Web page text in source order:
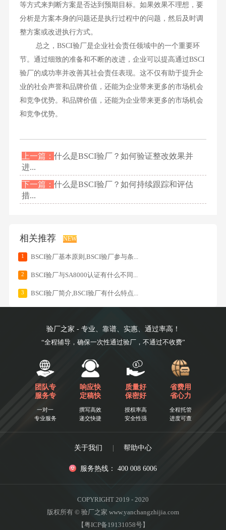
等方式来判断方案是否达到预期目标。如果效果不理想，要
分析是方案本身的问题还是执行过程中的问题，然后及时调
整方案或改进执行方式。
总之，BSCI验厂是企业社会责任领域中的一个重要环
节。通过细致的准备和不断的改进，企业可以提高通过BSCI
验厂的成功率并改善其社会责任表现。这不仅有助于提升企
业的社会声誉和品牌价值，还能为企业带来更多的市场机会
和竞争优势。和品牌价值，还能为企业带来更多的市场机会
和竞争优势。
上一篇：什么是BSCI验厂？如何验证整改效果并
进...
下一篇：什么是BSCI验厂？如何持续跟踪和评估
措...
相关推荐 NEW
1 BSCI验厂基本原则,BSCI验厂参与条...
2 BSCI验厂与SA8000认证有什么不同...
3 BSCI验厂简介,BSCI验厂有什么特点...
验厂之家 - 专业、靠谱、实惠、通过率高！
“全程辅导，确保一次性通过验厂，不通过不收费”
团队专
服务专
一对一
专业服务
响应快
定稿快
撰写高效
递交快捷
质量好
保密好
授权率高
安全性强
省费用
省心力
全程托管
进度可查
关于我们 | 帮助中心
服务热线： 400 008 6006
COPYRIGHT 2019 - 2020
版权所有 © 验厂之家 www.yanchangzhijia.com
【粤ICP备19131058号】